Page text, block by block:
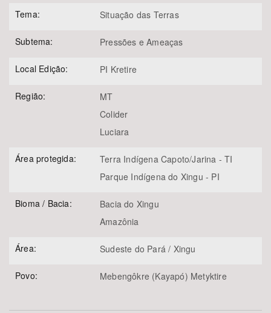
Tema: Situação das Terras
Subtema: Pressões e Ameaças
Local Edição: PI Kretire
Região:
MT
Colider
Luciara
Área protegida:
Terra Indígena Capoto/Jarina - TI
Parque Indígena do Xingu - PI
Bioma / Bacia:
Bacia do Xingu
Amazônia
Área: Sudeste do Pará / Xingu
Povo: Mebengôkre (Kayapó) Metyktire